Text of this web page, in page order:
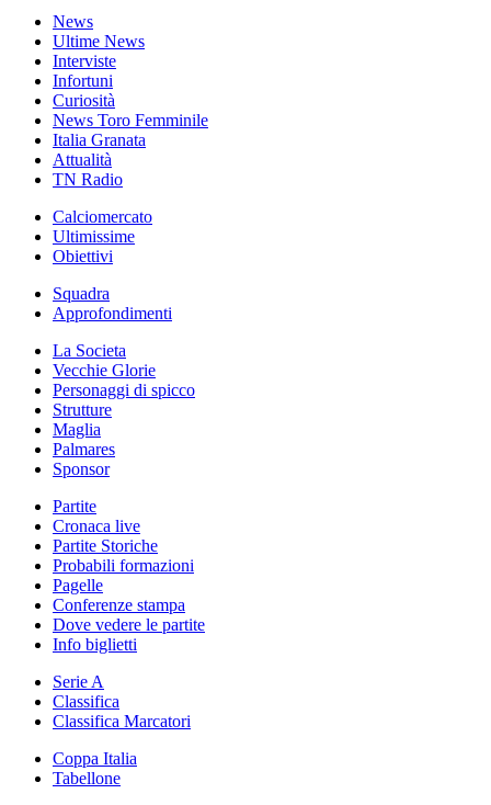
News
Ultime News
Interviste
Infortuni
Curiosità
News Toro Femminile
Italia Granata
Attualità
TN Radio
Calciomercato
Ultimissime
Obiettivi
Squadra
Approfondimenti
La Societa
Vecchie Glorie
Personaggi di spicco
Strutture
Maglia
Palmares
Sponsor
Partite
Cronaca live
Partite Storiche
Probabili formazioni
Pagelle
Conferenze stampa
Dove vedere le partite
Info biglietti
Serie A
Classifica
Classifica Marcatori
Coppa Italia
Tabellone